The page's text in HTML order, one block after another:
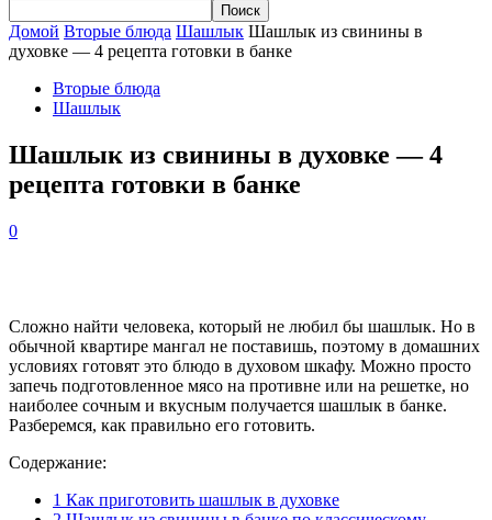
Домой Вторые блюда Шашлык Шашлык из свинины в
духовке — 4 рецепта готовки в банке
Вторые блюда
Шашлык
Шашлык из свинины в духовке — 4
рецепта готовки в банке
0
Сложно найти человека, который не любил бы шашлык. Но в
обычной квартире мангал не поставишь, поэтому в домашних
условиях готовят это блюдо в духовом шкафу. Можно просто
запечь подготовленное мясо на противне или на решетке, но
наиболее сочным и вкусным получается шашлык в банке.
Разберемся, как правильно его готовить.
Содержание:
1 Как приготовить шашлык в духовке